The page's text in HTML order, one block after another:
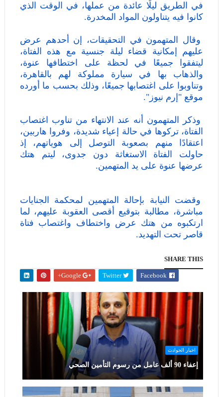
في الطريق ليلًا عائدة من عملها، في الوقت الذي
كانوا فيه يتناولون المواد المخدرة.
وقال المتهمون في التحقيقات، إن أحدهم عرض
عليهم إمكانية قضاء ليلة جنسية مع هذه الفتاة،
ليتفقوا جميعًا في لحظة على اختطافها عنوة،
والذهاب بها في سيارة مملوكة لهم بالقاهرة،
وتناوبوا على اغتصابها جميعًا، وذلك بحسب ما أورده
موقع "إرم نيوز".
وذكر المتهمون أنه عند الانتهاء من تناوب اغتصاب
الفتاة، تركوها في حالة إعياء شديدة، وفروا هاربين،
اعتقادًا منهم بصعوبة التوصل إلى هوياتهم، إذ
حاولت الفتاة الاستغاثة دون جدوى، ليتم هتك
عرضها عنوة على يد المتهمين.
وقضت النيابة بإحالة المتهمين لمحكمة الجنايات
مباشرة، مطالبة بتوقيع أقصى العقوبة عليهم، لما
ارتكبوه من هتك عرض واختطاف واغتصاب فتاة
قاصر تحت التهديد.
SHARE THIS
Facebook
Twitter
Google+
اخبار الحوادث
إعفاء 90 ألف عامل من رسوم التأمين الصحي